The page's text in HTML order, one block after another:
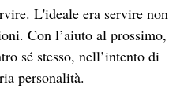
L'ideale era servire non
Con l’aiuto al prossimo,
sé stesso, nell’intento di
personalità.